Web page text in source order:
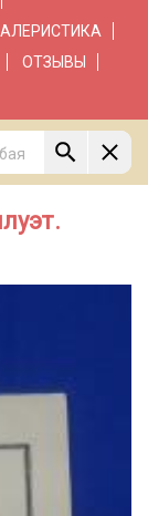
ОТЗЫВЫ